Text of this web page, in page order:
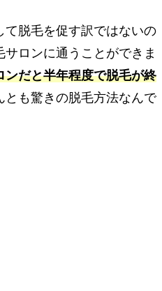
脱毛を促す訳ではないの
ロンに通うことができま
ンだと半年程度で脱毛が終
とも驚きの脱毛方法なんで